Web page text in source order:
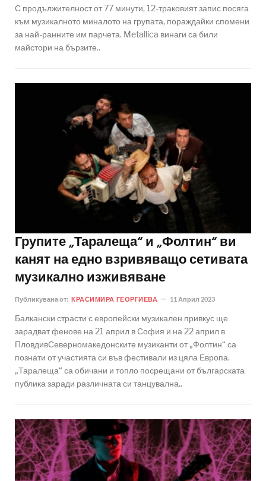
С продължителност от 77 минути, 12-траковият запис посяга
към музикалното миналото на групата, пораждайки спомени
за най-ранните им парчета. Metallica винаги са били
майстори на бързите..
Групите „Таралеща“ и „Фолтин“ ви
канят на едно взривяващо сетивата
музикално изживяване
Публикувана от: КРАСИМИРА ГЕОРГИЕВА 11 Април 2023
Балкански страсти с европейски музикален привкус ще
зарадват фенове на 21 април в София и на 22 април в
ПловдивСеверномакедонските музиканти от „Фолтин“ са
познати от участията си във фестивали из цяла Европа.
„Таралеща“ са обичани и топло посрещани от българската
публика заради различната си танцувална..